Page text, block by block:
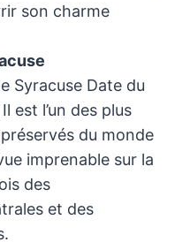
son charme
Syracuse Date du
est l’un des plus
du monde
imprenable sur la
des
et des